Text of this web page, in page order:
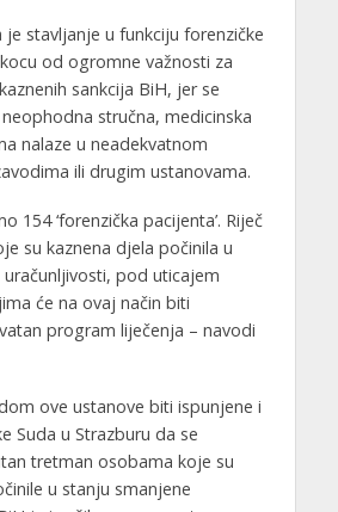
je stavljanje u funkciju forenzičke
od ogromne važnosti za
sankcija BiH, jer se
stručna, medicinska
nalaze u neadekvatnom
ili drugim ustanovama.
154 ‘forenzička pacijenta’. Riječ
su kaznena djela počinila u
pod uticajem
će na ovaj način biti
program liječenja – navodi
ove ustanove biti ispunjene i
Suda u Strazburu da se
tretman osobama koje su
u stanju smanjene